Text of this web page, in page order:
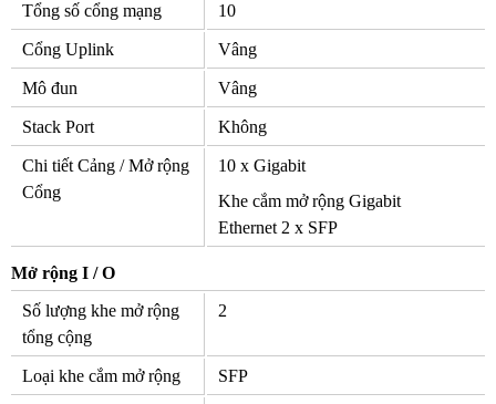
Tổng số cổng mạng
10
Cổng Uplink Vâng
Mô đun Vâng
Stack Port Không
Chi tiết Cảng / Mở rộng
Cổng
10 x Gigabit
Khe cắm mở rộng Gigabit
Ethernet 2 x SFP
Mở rộng I / O
Số lượng khe mở rộng
tổng cộng
2
Loại khe cắm mở rộng SFP